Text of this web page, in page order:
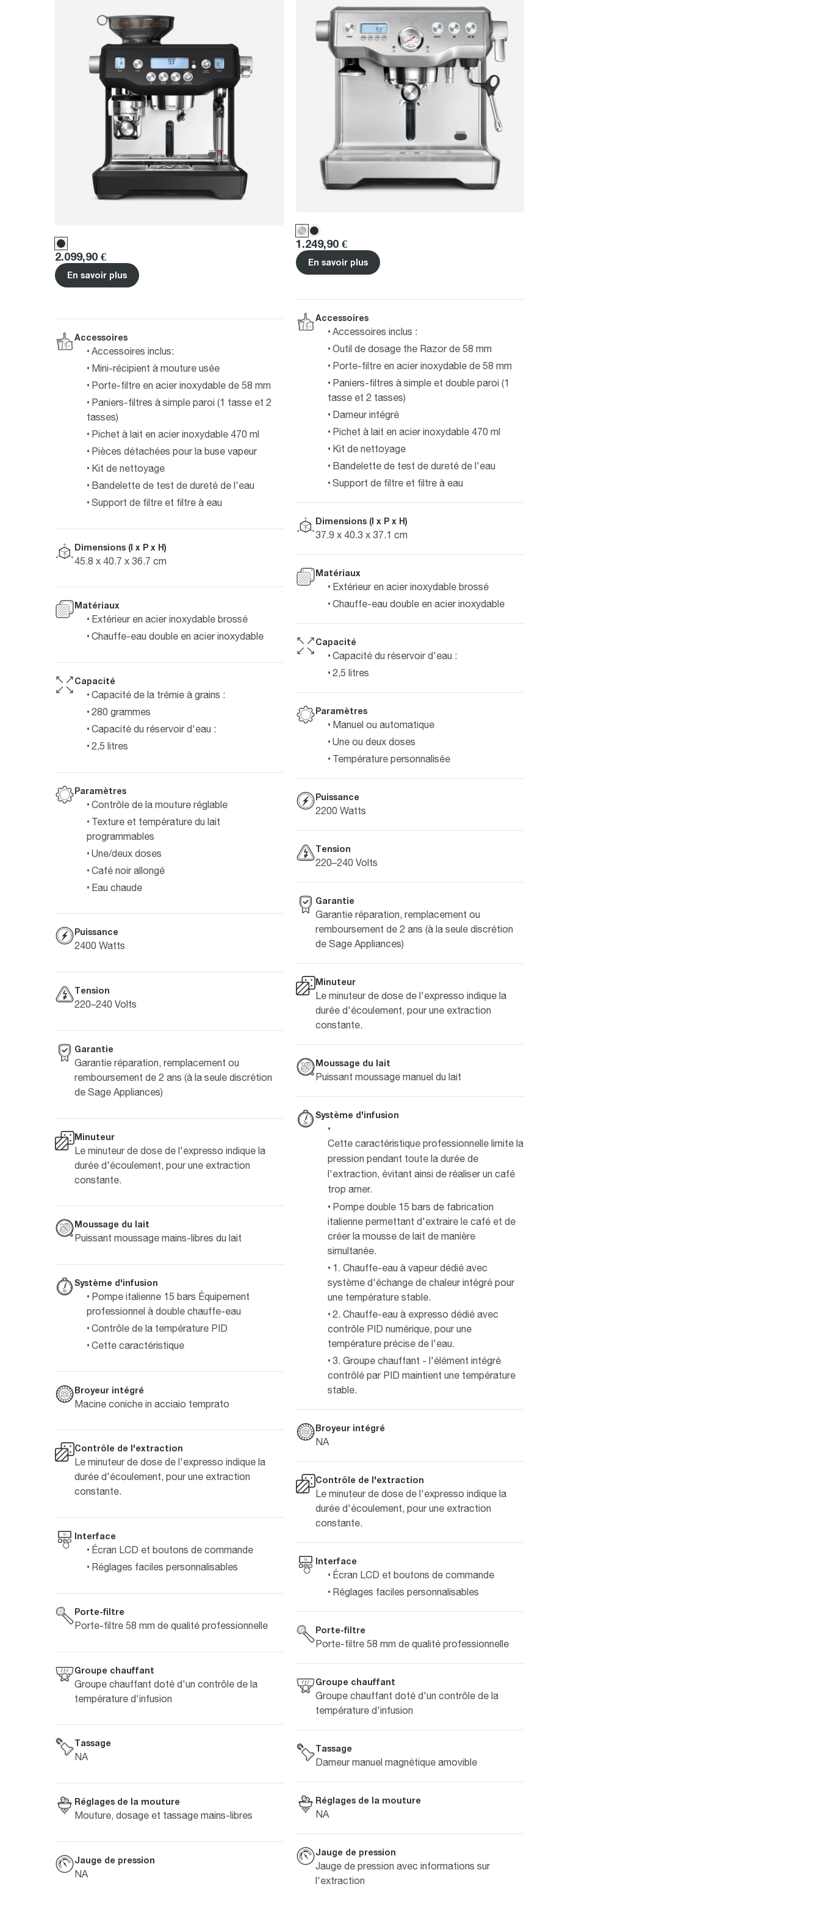
Price:
2.099,90 €
En savoir plus
Accessoires
Accessoires inclus:
Mini-récipient à mouture usée
Porte-filtre en acier inoxydable de 58 mm
Paniers-filtres à simple paroi (1 tasse et 2
tasses)
Pichet à lait en acier inoxydable 470 ml
Pièces détachées pour la buse vapeur
Kit de nettoyage
Bandelette de test de dureté de l'eau
Support de filtre et filtre à eau
Dimensions (l x P x H)
45.8 x 40.7 x 36.7 cm
Matériaux
Extérieur en acier inoxydable brossé
Chauffe-eau double en acier inoxydable
Capacité
Capacité de la trémie à grains :
280 grammes
Capacité du réservoir d'eau :
2,5 litres
Paramètres
Contrôle de la mouture réglable
Texture et température du lait
programmables
Une/deux doses
Café noir allongé
Eau chaude
Puissance
2400 Watts
Tension
220–240 Volts
Garantie
Garantie réparation, remplacement ou
remboursement de 2 ans (à la seule discrétion
de Sage Appliances)
Minuteur
Le minuteur de dose de l'expresso indique la
durée d'écoulement, pour une extraction
constante.
Moussage du lait
Puissant moussage mains-libres du lait
Système d'infusion
Pompe italienne 15 bars Équipement
professionnel à double chauffe-eau
Contrôle de la température PID
Cette caractéristique
Broyeur intégré
Macine coniche in acciaio temprato
Contrôle de l'extraction
Le minuteur de dose de l'expresso indique la
durée d'écoulement, pour une extraction
constante.
Interface
Écran LCD et boutons de commande
Réglages faciles personnalisables
Porte-filtre
Porte-filtre 58 mm de qualité professionnelle
Groupe chauffant
Groupe chauffant doté d'un contrôle de la
température d'infusion
Tassage
NA
Réglages de la mouture
Mouture, dosage et tassage mains-libres
Jauge de pression
NA
Price:
1.249,90 €
En savoir plus
Accessoires
Accessoires inclus :
Outil de dosage the Razor de 58 mm
Porte-filtre en acier inoxydable de 58 mm
Paniers-filtres à simple et double paroi (1
tasse et 2 tasses)
Dameur intégré
Pichet à lait en acier inoxydable 470 ml
Kit de nettoyage
Bandelette de test de dureté de l'eau
Support de filtre et filtre à eau
Dimensions (l x P x H)
37.9 x 40.3 x 37.1 cm
Matériaux
Extérieur en acier inoxydable brossé
Chauffe-eau double en acier inoxydable
Capacité
Capacité du réservoir d'eau :
2,5 litres
Paramètres
Manuel ou automatique
Une ou deux doses
Température personnalisée
Puissance
2200 Watts
Tension
220–240 Volts
Garantie
Garantie réparation, remplacement ou
remboursement de 2 ans (à la seule discrétion
de Sage Appliances)
Minuteur
Le minuteur de dose de l'expresso indique la
durée d'écoulement, pour une extraction
constante.
Moussage du lait
Puissant moussage manuel du lait
Système d'infusion
Cette caractéristique professionnelle limite la
pression pendant toute la durée de
l'extraction, évitant ainsi de réaliser un café
trop amer.
Pompe double 15 bars de fabrication
italienne permettant d'extraire le café et de
créer la mousse de lait de manière
simultanée.
1. Chauffe-eau à vapeur dédié avec
système d'échange de chaleur intégré pour
une température stable.
2. Chauffe-eau à expresso dédié avec
contrôle PID numérique, pour une
température précise de l'eau.
3. Groupe chauffant - l'élément intégré
contrôlé par PID maintient une température
stable.
Broyeur intégré
NA
Contrôle de l'extraction
Le minuteur de dose de l'expresso indique la
durée d'écoulement, pour une extraction
constante.
Interface
Écran LCD et boutons de commande
Réglages faciles personnalisables
Porte-filtre
Porte-filtre 58 mm de qualité professionnelle
Groupe chauffant
Groupe chauffant doté d'un contrôle de la
température d'infusion
Tassage
Dameur manuel magnétique amovible
Réglages de la mouture
NA
Jauge de pression
Jauge de pression avec informations sur
l'extraction